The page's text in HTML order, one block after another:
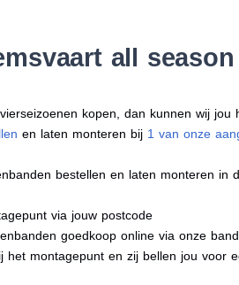
all
kopen, dan kunnen wij jou
en laten monteren bij 1 van onze
bestellen en laten monteren in
via jouw postcode
goedkoop online via onze
het montagepunt en zij bellen jou voor